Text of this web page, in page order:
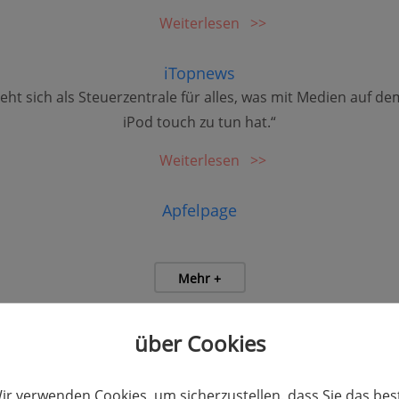
Weiterlesen
iTopnews
sich als Steuerzentrale für alles, was mit Medien auf
iPod touch zu tun hat.“
Weiterlesen
Apfelpage
Mehr +
über Cookies